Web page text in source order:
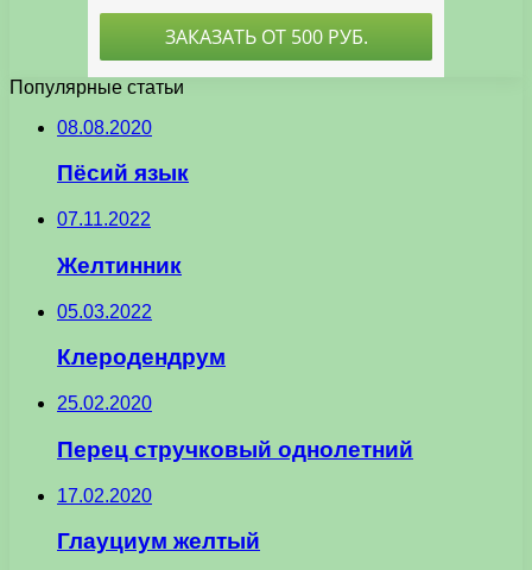
Популярные статьи
08.08.2020
Пёсий язык
07.11.2022
Желтинник
05.03.2022
Клеродендрум
25.02.2020
Перец стручковый однолетний
17.02.2020
Глауциум желтый